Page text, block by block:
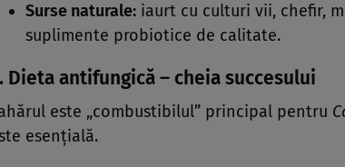
Surse naturale: iaurt cu culturi vii, chefir,
suplimente probiotice de calitate.
Dieta antifungică – cheia succesului
este „combustibilul” principal pentru
esențială.